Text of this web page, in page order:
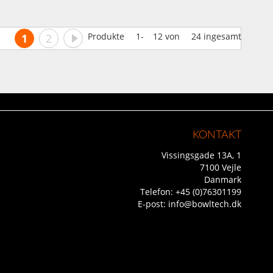
Produkte 1- 12 von 24 ingesamt
SideDu læser i øjeblikket side
1 Side
2 Side
Videre
KONTAKT
Vissingsgade 13A, 1
7100 Vejle
Danmark
Telefon: +45 (0)76301199
E-post: info@bowltech.dk